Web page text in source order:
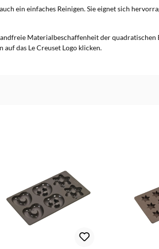
ein einfaches Reinigen. Sie eignet sich
Materialbeschaffenheit der
das Le Creuset Logo klicken.